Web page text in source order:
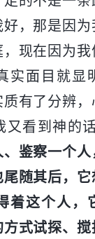
，那是因
现在因为
实面目就显
有了分辨
又看到神的
鉴察一个
随其后，
着这个人，
式试探、